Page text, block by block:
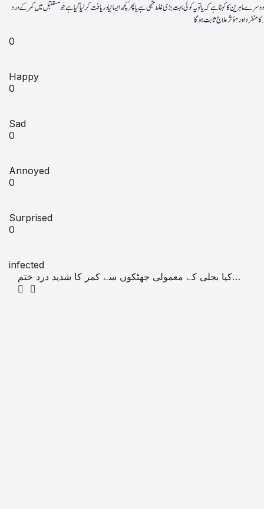
دوسرے ماہرین کا کہنا ہے کہ یا تو یہ کوئی بہت بڑی غلط فہمی ہے یا پھر کچھ ایسا نیا دریافت کرلیا گیا ہے جو مستقبل میں کمر کے درد
کا منفرد اور مؤثر علاج ثابت ہوگا.
0
Happy
0
Sad
0
Annoyed
0
Surprised
0
infected
کیا بجلی کے معمولی جھٹکوں سے کمر کا شدید درد ختم
ہوسکتا ہے؟